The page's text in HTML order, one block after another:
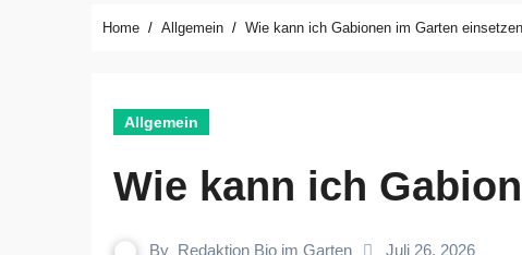
Home Allgemein Wie kann ich Gabionen im Garten
Allgemein
Wie kann ich
By Redaktion Bio im Garten Juli 26, 2026